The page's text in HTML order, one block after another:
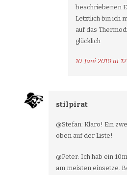
beschriebenen
Letztlich bin ich
auf das
glücklich
10. Juni 2010 at
stilpirat
@Stefan: Klaro! Ein
oben auf der Liste!
@Peter: Ich hab ein
am meisten einsetze.